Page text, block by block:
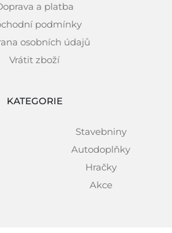
a platba
podmínky
osobních údajů
Vrátit zboží
KATEGORIE
Stavebniny
Autodoplňky
Hračky
Akce